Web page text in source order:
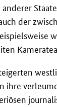
der
ihre